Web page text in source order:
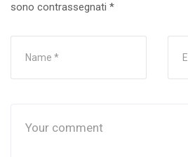
sono contrassegnati *